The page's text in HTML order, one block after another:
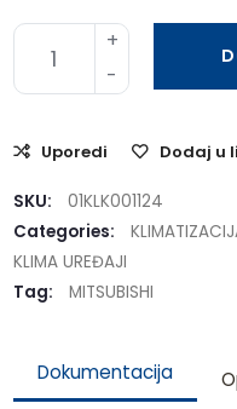
Uporedi Dodaj u
SKU:
01KLK001124
Categories:
KLIMA UREĐAJI
Tag:
MITSUBISHI
Dokumentacija